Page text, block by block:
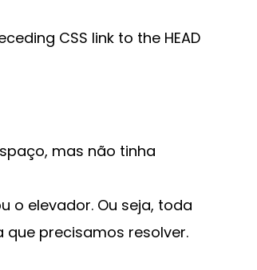
CSS link to the HEAD
mas não tinha
o elevador. Ou seja, toda
precisamos resolver.